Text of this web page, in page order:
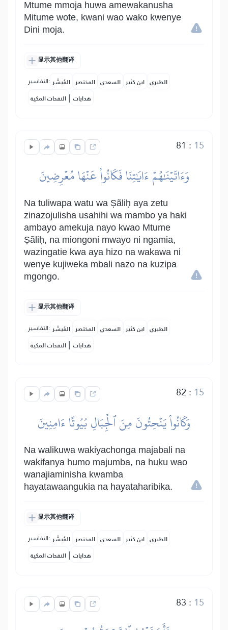
Mtume mmoja huwa amewakanusha
Mitume wote, kwani wao wako kwenye
Dini moja.
显示其他翻译
التفاسير: المُيسَّر المختصر السعدي ابن كثير الطبري
النفحات المكية | هدايات
81 : 15
وَءَاتَيۡنَٰهُمۡ ءَايَٰتِنَا فَكَانُواْ عَنۡهَا مُعۡرِضِينَ
Na tuliwapa watu wa Ṣãliḥ aya zetu
zinazojulisha usahihi wa mambo ya haki
ambayo amekuja nayo kwao Mtume
Ṣãliḥ, na miongoni mwayo ni ngamia,
wazingatie kwa aya hizo na wakawa ni
wenye kujiweka mbali nazo na kuzipa
mgongo.
显示其他翻译
التفاسير: المُيسَّر المختصر السعدي ابن كثير الطبري
النفحات المكية | هدايات
82 : 15
وَكَانُواْ يَنۡحِتُونَ مِنَ ٱلۡجِبَالِ بُيُوتًا ءَامِنِينَ
Na walikuwa wakiyachonga majabali na
wakifanya humo majumba, na huku wao
wanajiaminisha kwamba
hayatawaangukia na hayataharibika.
显示其他翻译
التفاسير: المُيسَّر المختصر السعدي ابن كثير الطبري
النفحات المكية | هدايات
83 : 15